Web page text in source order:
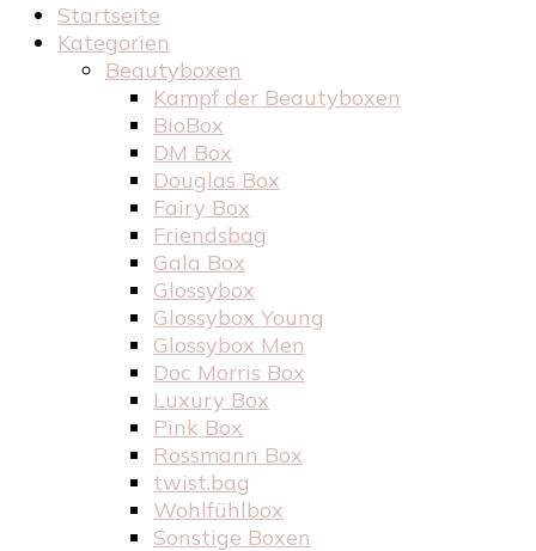
Startseite
Kategorien
Beautyboxen
Kampf der Beautyboxen
BioBox
DM Box
Douglas Box
Fairy Box
Friendsbag
Gala Box
Glossybox
Glossybox Young
Glossybox Men
Doc Morris Box
Luxury Box
Pink Box
Rossmann Box
twist.bag
Wohlfühlbox
Sonstige Boxen